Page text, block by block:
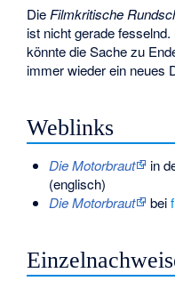
DieFilmkritische
ist nicht gerade
könnte die Sache zu
immer wieder ein neues
Weblinks
Die Motorbraut in
(englisch)
Die Motorbraut
bei